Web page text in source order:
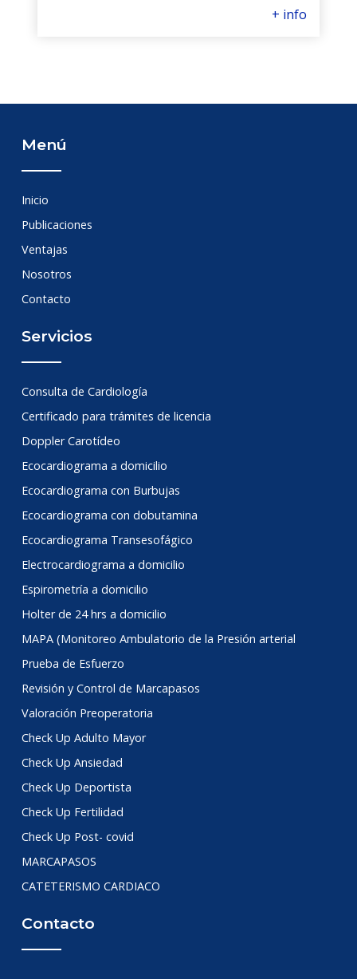
+ info
Menú
Inicio
Publicaciones
Ventajas
Nosotros
Contacto
Servicios
Consulta de Cardiología
Certificado para trámites de licencia
Doppler Carotídeo
Ecocardiograma a domicilio
Ecocardiograma con Burbujas
Ecocardiograma con dobutamina
Ecocardiograma Transesofágico
Electrocardiograma a domicilio
Espirometría a domicilio
Holter de 24 hrs a domicilio
MAPA (Monitoreo Ambulatorio de la Presión arterial
Prueba de Esfuerzo
Revisión y Control de Marcapasos
Valoración Preoperatoria
Check Up Adulto Mayor
Check Up Ansiedad
Check Up Deportista
Check Up Fertilidad
Check Up Post- covid
MARCAPASOS
CATETERISMO CARDIACO
Contacto